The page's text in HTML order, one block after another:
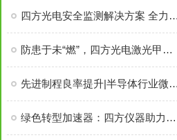
四方光电安全监测解决方案 全力守护城市生命线
防患于未“燃”，四方光电激光甲烷传感器助力燃气安全保障
先进制程良率提升|半导体行业微量氧精准监测与控制
绿色转型加速器：四方仪器助力水泥、钢铁、电解铝行业迈向低碳未来